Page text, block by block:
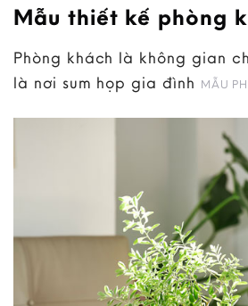
Mẫu thiết kế phòng
Phòng khách là không gian
là nơi sum họp gia đình MẪU